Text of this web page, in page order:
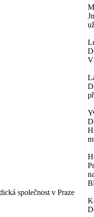
společnost v Praze